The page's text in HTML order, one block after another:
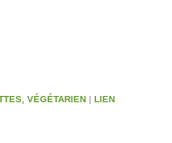
VÉGÉTARIEN | LIEN